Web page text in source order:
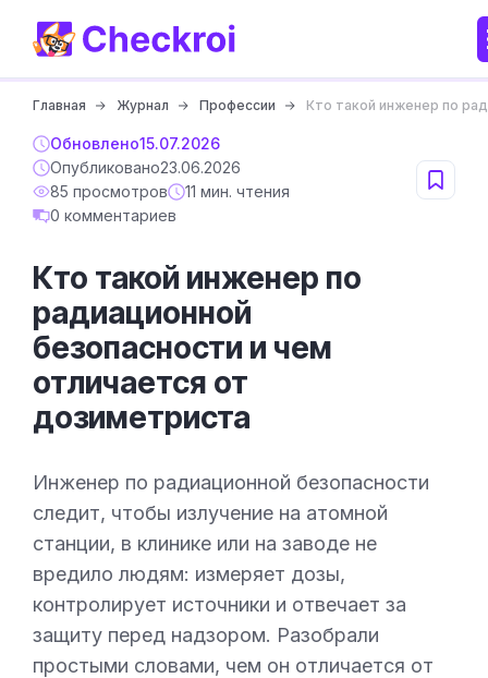
Главная Журнал Профессии Кто такой инженер по
Обновлено15.07.2026
Опубликовано23.06.2026
85 просмотров
11 мин. чтения
0 комментариев
Кто такой инженер по
радиационной
безопасности и чем
отличается от
дозиметриста
Инженер по радиационной безопасности
следит, чтобы излучение на атомной
станции, в клинике или на заводе не
вредило людям: измеряет дозы,
контролирует источники и отвечает за
защиту перед надзором. Разобрали
простыми словами, чем он отличается от